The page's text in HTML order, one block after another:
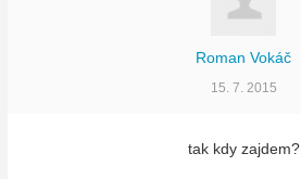
Roman Vokáč
15. 7. 2015
tak kdy zajdem?